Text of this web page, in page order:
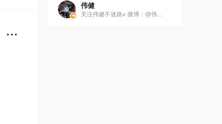
伟健
关注伟健不迷路✊ 微博：@伟健同学